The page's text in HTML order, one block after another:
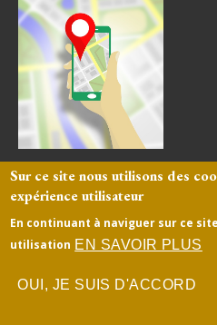
Mentions légales-
www.byen.site
Sur ce site nous utilisons des
expérience utilisateur
En continuant à naviguer sur ce
utilisation EN SAVOIR PLUS
OUI, JE SUIS D'ACCORD